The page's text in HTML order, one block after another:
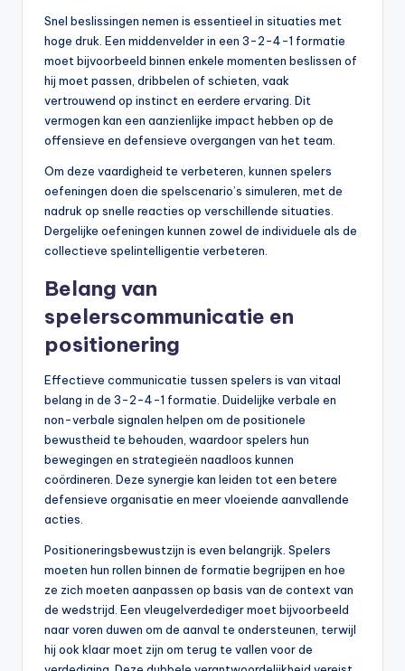
Snel beslissingen nemen is essentieel in situaties met
hoge druk. Een middenvelder in een 3-2-4-1 formatie
moet bijvoorbeeld binnen enkele momenten beslissen of
hij moet passen, dribbelen of schieten, vaak
vertrouwend op instinct en eerdere ervaring. Dit
vermogen kan een aanzienlijke impact hebben op de
offensieve en defensieve overgangen van het team.
Om deze vaardigheid te verbeteren, kunnen spelers
oefeningen doen die spelscenario’s simuleren, met de
nadruk op snelle reacties op verschillende situaties.
Dergelijke oefeningen kunnen zowel de individuele als de
collectieve spelintelligentie verbeteren.
Belang van
spelerscommunicatie en
positionering
Effectieve communicatie tussen spelers is van vitaal
belang in de 3-2-4-1 formatie. Duidelijke verbale en
non-verbale signalen helpen om de positionele
bewustheid te behouden, waardoor spelers hun
bewegingen en strategieën naadloos kunnen
coördineren. Deze synergie kan leiden tot een betere
defensieve organisatie en meer vloeiende aanvallende
acties.
Positioneringsbewustzijn is even belangrijk. Spelers
moeten hun rollen binnen de formatie begrijpen en hoe
ze zich moeten aanpassen op basis van de context van
de wedstrijd. Een vleugelverdediger moet bijvoorbeeld
naar voren duwen om de aanval te ondersteunen, terwijl
hij ook klaar moet zijn om terug te vallen voor de